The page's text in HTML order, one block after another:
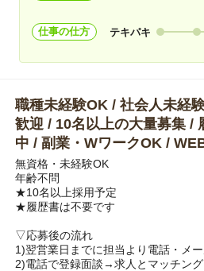
仕事の仕方 テキパキ
職種未経験OK / 社会人未経
歓迎 / 10名以上の大量募集 /
中 / 副業・WワークOK /
無資格・未経験OK
年齢不問
★10名以上採用予定
★履歴書は不要です
▽応募後の流れ
1)翌営業日までに担当より電話・メ
2)電話で登録面談→求人とマッチング